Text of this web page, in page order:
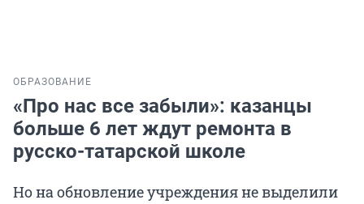
ОБРАЗОВАНИЕ
«Про нас все забыли»: казанцы
больше 6 лет ждут ремонта в
русско-татарской школе
Но на обновление учреждения не выделили